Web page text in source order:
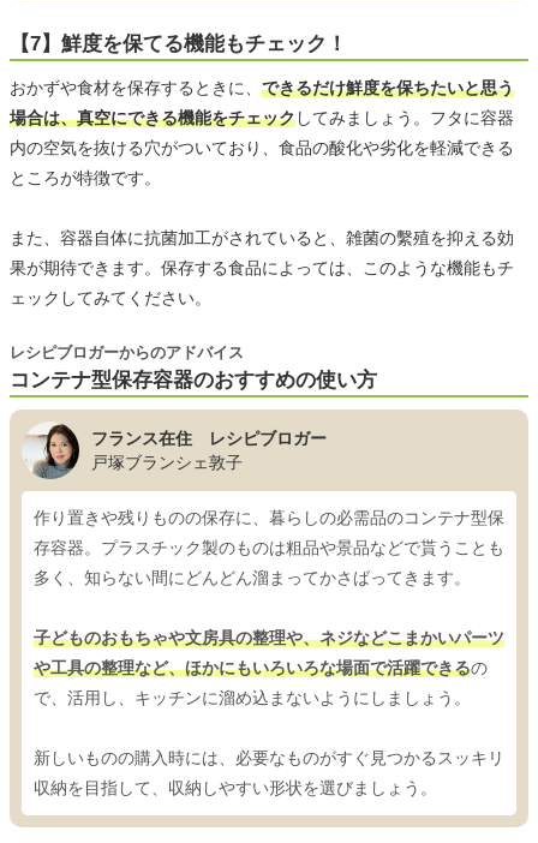
【7】鮮度を保てる機能もチェック！
おかずや食材を保存するときに、 できるだけ鮮度を保ちたいと思う
場合は、真空にできる機能をチェックしてみましょう。フタに容器
内の空気を抜ける穴がついており、食品の酸化や劣化を軽減できる
ところが特徴です。
また、容器自体に抗菌加工がされていると、雑菌の繫殖を抑える効
果が期待できます。保存する食品によっては、このような機能もチ
ェックしてみてください。
コンテナ型保存容器のおすすめの使い方
レシピブロガーからのアドバイス
フランス在住 レシピブロガー
戸塚ブランシェ敦子
作り置きや残りものの保存に、暮らしの必需品のコンテナ型保
存容器。プラスチック製のものは粗品や景品などで貰うことも
多く、知らない間にどんどん溜まってかさばってきます。
子どものおもちゃや文房具の整理や、ネジなどこまかいパーツ
や工具の整理など、ほかにもいろいろな場面で活躍できるの
で、活用し、キッチンに溜め込まないようにしましょう。
新しいものの購入時には、必要なものがすぐ見つかるスッキリ
収納を目指して、収納しやすい形状を選びましょう。